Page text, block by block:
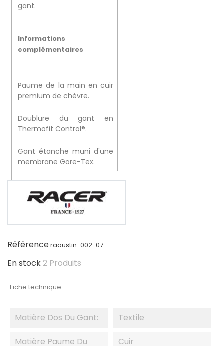
gant.
Informations
complémentaires
Paume de la main en cuir
premium de chèvre.
Doublure du gant en
Thermofit Control®.
Gant étanche muni d'une
membrane Gore-Tex.
Référenceraaustin-002-07
En stock2 Produits
Fiche technique
Matière Dos Du Gant: Textile
Matière Paume Du
Cuir